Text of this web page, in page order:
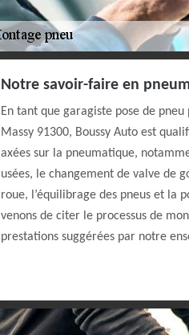
Notre savoir-faire en
En tant que garagiste pose de
Massy 91300, Boussy Auto est
axées sur la pneumatique,
usées, le changement de valve de
roue, l’équilibrage des pneus et la
venons de citer le processus de
prestations suggérées par notre